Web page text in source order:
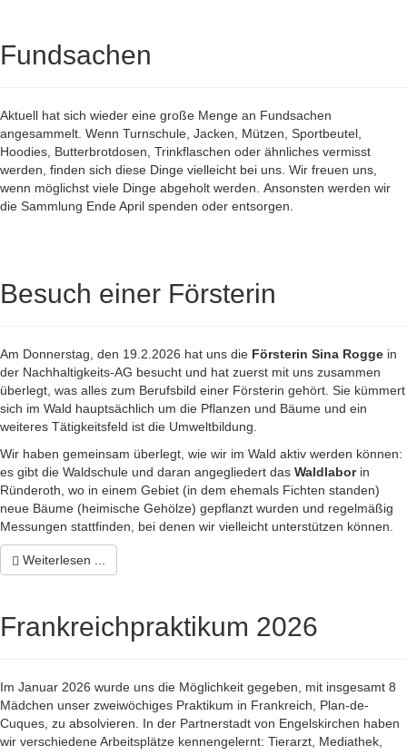
Fundsachen
Aktuell hat sich wieder eine große Menge an Fundsachen
angesammelt. Wenn Turnschule, Jacken, Mützen, Sportbeutel,
Hoodies, Butterbrotdosen, Trinkflaschen oder ähnliches vermisst
werden, finden sich diese Dinge vielleicht bei uns. Wir freuen uns,
wenn möglichst viele Dinge abgeholt werden. Ansonsten werden wir
die Sammlung Ende April spenden oder entsorgen.
Besuch einer Försterin
Am Donnerstag, den 19.2.2026 hat uns die Försterin Sina Rogge in
der Nachhaltigkeits-AG besucht und hat zuerst mit uns zusammen
überlegt, was alles zum Berufsbild einer Försterin gehört. Sie kümmert
sich im Wald hauptsächlich um die Pflanzen und Bäume und ein
weiteres Tätigkeitsfeld ist die Umweltbildung.
Wir haben gemeinsam überlegt, wie wir im Wald aktiv werden können:
es gibt die Waldschule und daran angegliedert das Waldlaborin
Ründeroth, wo in einem Gebiet (in dem ehemals Fichten standen)
neue Bäume (heimische Gehölze) gepflanzt wurden und regelmäßig
Messungen stattfinden, bei denen wir vielleicht unterstützen können.
Weiterlesen ...
Frankreichpraktikum 2026
Im Januar 2026 wurde uns die Möglichkeit gegeben, mit insgesamt 8
Mädchen unser zweiwöchiges Praktikum in Frankreich, Plan-de-
Cuques, zu absolvieren. In der Partnerstadt von Engelskirchen haben
wir verschiedene Arbeitsplätze kennengelernt: Tierarzt, Mediathek,